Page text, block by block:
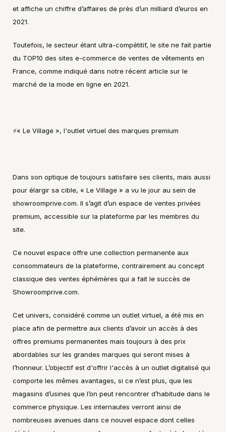
et affiche un chiffre d’affaires de près d’un milliard d’euros en
2021.
Toutefois, le secteur étant ultra-compétitif, le site ne fait partie
du TOP10 des sites e-commerce de ventes de vêtements en
France, comme indiqué dans notre récent article sur le
marché de la mode en ligne en 2021.
⚡️« Le Village », l'outlet virtuel des marques premium
Dans son optique de toujours satisfaire ses clients, mais aussi
pour élargir sa cible, « Le Village » a vu le jour au sein de
showroomprive.com. Il s’agit d’un espace de ventes privées
premium, accessible sur la plateforme par les membres du
site.
Ce nouvel espace offre une collection permanente aux
consommateurs de la plateforme, contrairement au concept
classique des ventes éphémères qui a fait le succès de
Showroomprive.com.
Cet univers, considéré comme un outlet virtuel, a été mis en
place afin de permettre aux clients d’avoir un accès à des
offres premiums permanentes mais toujours à des prix
abordables sur les grandes marques qui seront mises à
l’honneur. L’objectif est d'offrir l'accès à un outlet digitalisé qui
comporte les mêmes avantages, si ce n’est plus, que les
magasins d’usines que l’on peut rencontrer d’habitude dans le
commerce physique. Les internautes verront ainsi de
nombreuses avenues dans ce nouvel espace dont celles